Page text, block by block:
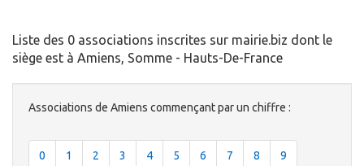
Liste des 0 associations inscrites sur mairie.biz dont le
siège est à Amiens, Somme - Hauts-De-France
Associations de Amiens commençant par un chiffre :
0 1 2 3 4 5 6 7 8 9